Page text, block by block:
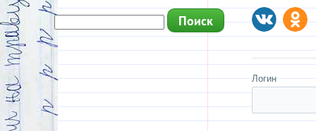
Логин